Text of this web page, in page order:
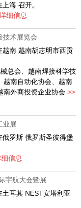
海 召开。
细信息
技术展览会
南 越南胡志明市西贡
总会、越南焊接科学技
越南自动化协会、越南
南外商投资企业协会 >>
业展
罗斯 俄罗斯圣彼得堡
信息
宇航大会暨展
耳其 NEST安塔利亚